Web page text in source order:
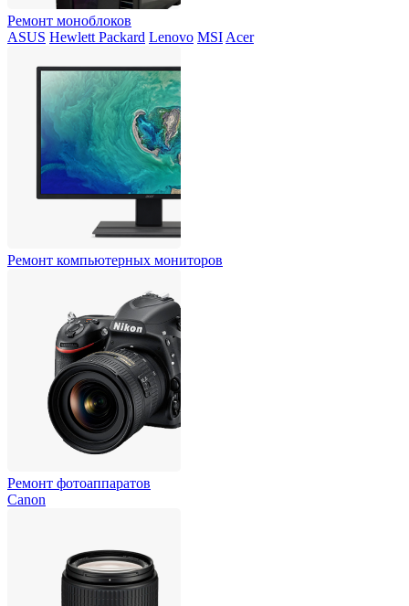
Ремонт моноблоков
ASUS Hewlett Packard Lenovo MSI Acer
Ремонт компьютерных мониторов
Ремонт фотоаппаратов
Canon